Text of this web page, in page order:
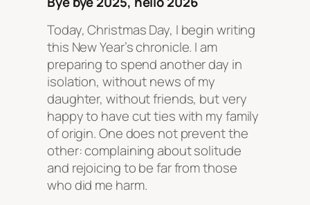
Today, Christmas Day, I begin writing
this New Year’s chronicle. I am
preparing to spend another day in
isolation, without news of my
daughter, without friends, but very
happy to have cut ties with my family
of origin. One does not prevent the
other: complaining about solitude
and rejoicing to be far from those
who did me harm.